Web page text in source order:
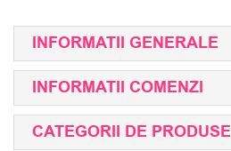
INFORMATII GENERALE
INFORMATII COMENZI
CATEGORII DE PRODUSE